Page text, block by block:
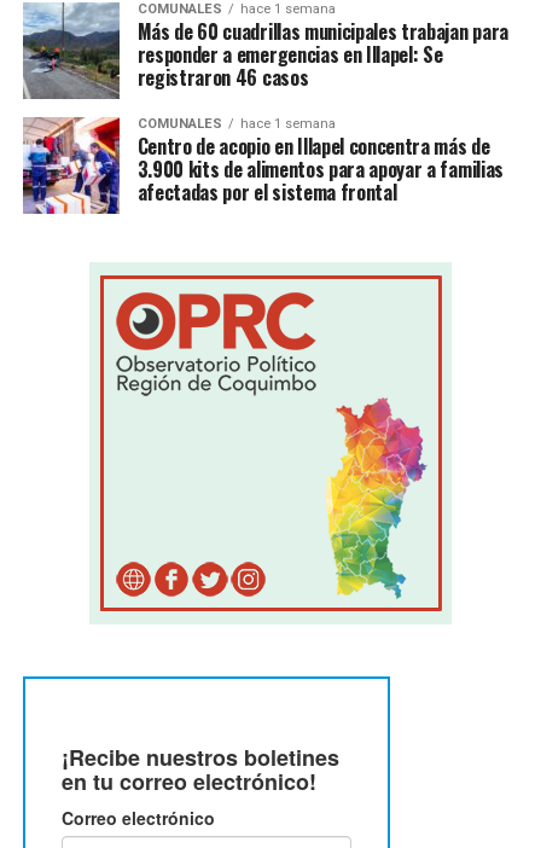
COMUNALES hace 1 semana
Más de 60 cuadrillas municipales trabajan para
responder a emergencias en Illapel: Se
registraron 46 casos
COMUNALES hace 1 semana
Centro de acopio en Illapel concentra más de
3.900 kits de alimentos para apoyar a familias
afectadas por el sistema frontal